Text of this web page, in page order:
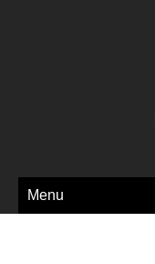
Menu